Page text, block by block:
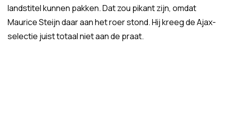
landstitel kunnen pakken. Dat zou pikant zijn, omdat
Maurice Steijn daar aan het roer stond. Hij kreeg de Ajax-
selectie juist totaal niet aan de praat.